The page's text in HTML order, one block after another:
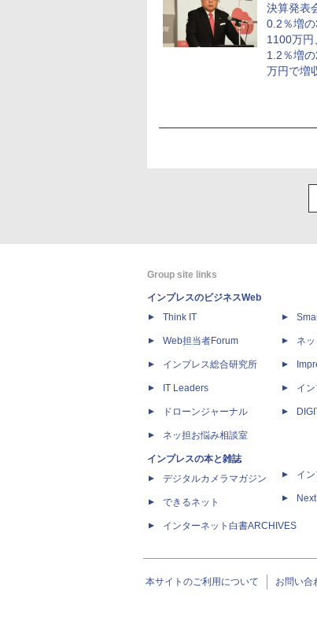
決算発表
0.2％増
1100万円
1.2％増
万円で増
Group site links
インプレスのビジネスWeb
Think IT
Web担当者Forum
インプレス総合研究所
IT Leaders
ドローンジャーナル
ネッ担お悩み相談室
インプレスの本と雑誌
デジタルカメラマガジン
できるネット
インターネット白書ARCHIVES
ネ
イ
イ
本サイトのご利用について お問い合